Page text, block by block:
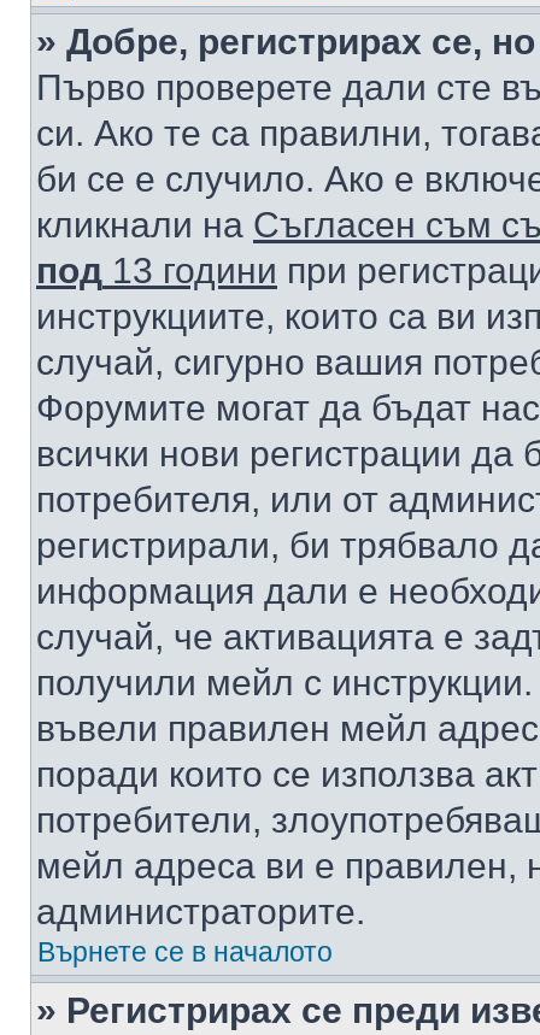
» Добре, регистрирах се,
Първо проверете дали сте
си. Ако те са правилни,
би се е случило. Ако е
кликнали на Съгласен съм
под 13 години при
инструкциите, които са ви
случай, сигурно вашия
Форумите могат да бъдат
всички нови регистрации да
потребителя, или от
регистрирали, би трябвало
информация дали е
случай, че активацията е
получили мейл с
въвели правилен мейл
поради които се използва
потребители,
мейл адреса ви е правилен,
администраторите.
Върнете се в началото
» Регистрирах се преди